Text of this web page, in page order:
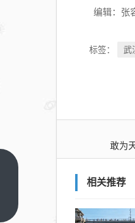
编辑：张
标签： 武
敢为
相关推荐